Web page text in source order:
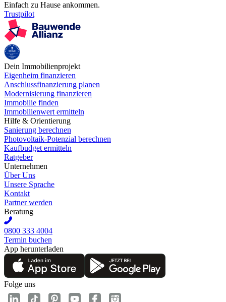
Einfach zu Hause ankommen.
Trustpilot
Dein Immobilienprojekt
Eigenheim finanzieren
Anschlussfinanzierung planen
Modernisierung finanzieren
Immobilie finden
Immobilienwert ermitteln
Hilfe & Orientierung
Sanierung berechnen
Photovoltaik-Potenzial berechnen
Kaufbudget ermitteln
Ratgeber
Unternehmen
Über Uns
Unsere Sprache
Kontakt
Partner werden
Beratung
0800 333 4004
Termin buchen
App herunterladen
Folge uns